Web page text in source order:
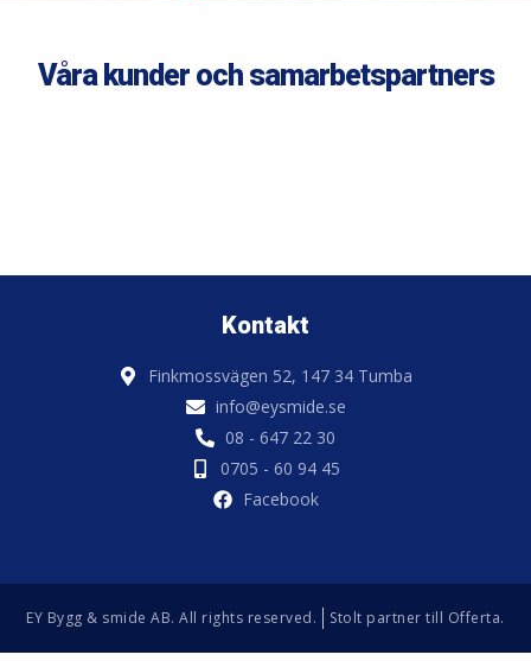
Våra kunder och samarbetspartners
Kontakt
Finkmossvägen 52, 147 34 Tumba
info@eysmide.se
08 - 647 22 30
0705 - 60 94 45
Facebook
EY Bygg & smide AB. All rights reserved. Stolt partner till Offerta.